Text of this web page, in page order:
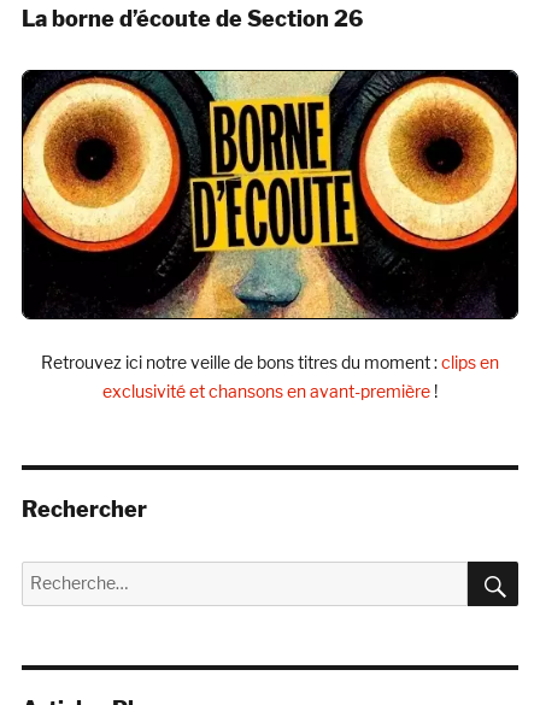
La borne d’écoute de Section 26
Retrouvez ici notre veille de bons titres du moment :clips en
exclusivité et chansons en avant-première !
Rechercher
Recherche
pour :